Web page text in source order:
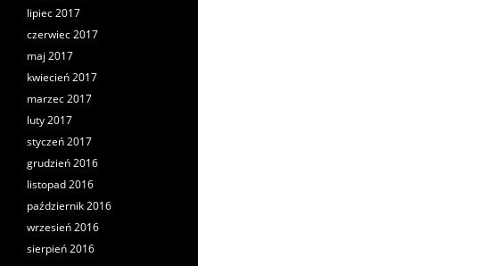
lipiec 2017
czerwiec 2017
maj 2017
kwiecień 2017
marzec 2017
luty 2017
styczeń 2017
grudzień 2016
listopad 2016
październik 2016
wrzesień 2016
sierpień 2016